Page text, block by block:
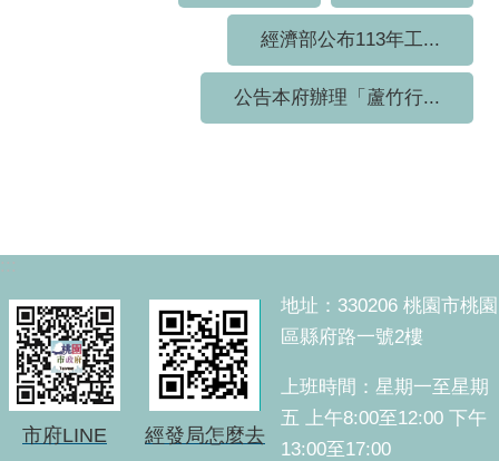
經濟部公布113年工...
公告本府辦理「蘆竹行...
:::
市府LINE 經發局怎麼去
地址：330206 桃園市桃園
區縣府路一號2樓
上班時間：星期一至星期
五 上午8:00至12:00 下午
13:00至17:00